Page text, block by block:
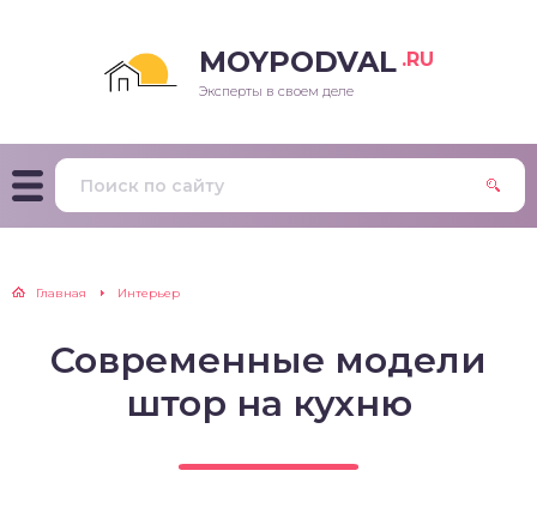
MOYPODVAL .RU
Эксперты в своем деле
Главная Интерьер
Современные модели
штор на кухню